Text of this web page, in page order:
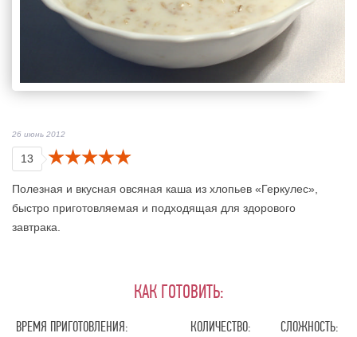
26 июнь 2012
13
Полезная и вкусная овсяная каша из хлопьев «Геркулес»,
быстро приготовляемая и подходящая для здорового
завтрака.
КАК ГОТОВИТЬ:
ВРЕМЯ ПРИГОТОВЛЕНИЯ: КОЛИЧЕСТВО: СЛОЖНОСТЬ: